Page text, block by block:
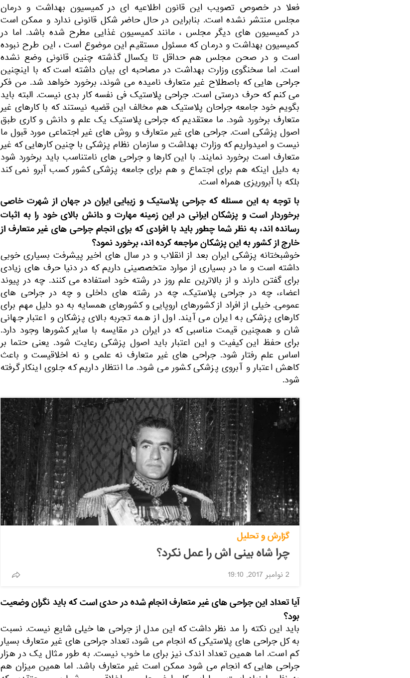
فعلا در خصوص تصویب این قانون اطلاعیه ای در کمیسیون بهداشت و درمان
مجلس منتشر نشده است. بنابراین در حال حاضر شکل قانونی ندارد و ممکن است
در کمیسیون های دیگر مجلس ، مانند کمیسیون غذایی مطرح شده باشد. اما در
کمیسیون بهداشت و درمان که مسئول مستقیم این موضوع است ، این طرح نبوده
است و در صحن مجلس هم حداقل تا یکسال گذشته چنین قانونی وضع نشده
است. اما سخنگوی وزارت بهداشت در مصاحبه ای بیان داشته است که با اینچنین
جراحی هایی که باصطلاح غیر متعارف نامیده می شوند، برخورد خواهد شد. من فکر
می کنم که حرف درستی است. جراحی پلاستیک فی نفسه کار بدی نیست. البته باید
بگویم خود جامعه جراحان پلاستیک هم مخالف این قضیه نیستند که با کارهای غیر
متعارف برخورد شود. ما معتقدیم که جراحی پلاستیک یک علم و دانش و کاری طبق
اصول پزشکی است. جراحی های غیر متعارف و روش های غیر اجتماعی مورد قبول ما
نیست و امیدواریم که وزارت بهداشت و سازمان نظام پزشکی با چنین کارهایی که غیر
متعارف است برخورد نمایند. با این کارها و جراحی های نامتناسب باید برخورد شود
به دلیل اینکه هم برای اجتماع و هم برای جامعه پزشکی کشور کسب آبرو نمی کند
بلکه با آبروریزی همراه است.
با توجه به این مسئله که جراحی پلاستیک و زیبایی ایران در جهان از شهرت خاصی
برخوردار است و پزشکان ایرانی در این زمینه مهارت و دانش بالای خود را به اثبات
رسانده اند، به نظر شما چطور باید با افرادی که برای انجام جراحی های غیر متعارف از
خارج از کشور به این پزشکان مراجعه کرده اند، برخورد نمود؟
خوشبختانه پزشکی ایران بعد از انقلاب و در سال های اخیر پیشرفت بسیاری خوبی
داشته است و ما در بسیاری از موارد متخصصینی داریم که در دنیا حرف های زیادی
برای گفتن دارند و از بالاترین علم روز در رشته خود استفاده می کنند. چه در پیوند
اعضاء، چه در جراحی پلاستیک، چه در رشته های داخلی و چه در جراحی های
عمومی. خیلی از افراد از کشورهای اروپایی و کشورهای همسایه به دو دلیل مهم برای
کارهای پزشکی به ایران می آیند. اول از همه تجربه بالای پزشکان و اعتبار جهانی
شان و همچنین قیمت مناسبی که در ایران در مقایسه با سایر کشورها وجود دارد.
برای حفظ این کیفیت و این اعتبار باید اصول پزشکی رعایت شود. یعنی حتما بر
اساس علم رفتار شود. جراحی های غیر متعارف نه علمی و نه اخلاقیست و باعث
کاهش اعتبار و آبروی پزشکی کشور می شود. ما انتظار داریم که جلوی اینکار گرفته
شود.
گزارش و تحلیل
چرا شاه بینی اش را عمل نکرد؟
2 نوامبر 2017, 19:10
آیا تعداد این جراحی های غیر متعارف انجام شده در حدی است که باید نگران وضعیت
بود؟
باید این نکته را مد نظر داشت که این مدل از جراحی ها خیلی شایع نیست. نسبت
به کل جراحی های پلاستیکی که انجام می شود، تعداد جراحی های غیر متعارف بسیار
کم است. اما همین تعداد اندک نیز برای ما خوب نیست. به طور مثال یک در هزار
جراحی هایی که انجام می شود ممکن است غیر متعارف باشد. اما همین میزان هم